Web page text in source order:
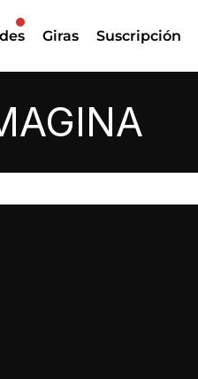
Giras Suscripción